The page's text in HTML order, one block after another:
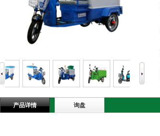
产品详情 询盘